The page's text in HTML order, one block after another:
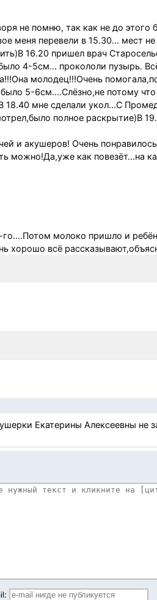
не помню, так как не до
меня перевели в 15.30... мест
16.20 пришел врач
4-5см... прокололи пузырь.
молодец!!!Очень
5-6см....Слёзно,не потому
18.40 мне сделали укол...С
полное раскрытие)В
и акушеров! Очень
можно!Да,уже как повезёт...на
молоко пришло и
хорошо всё
Екатерины Алексеевны не